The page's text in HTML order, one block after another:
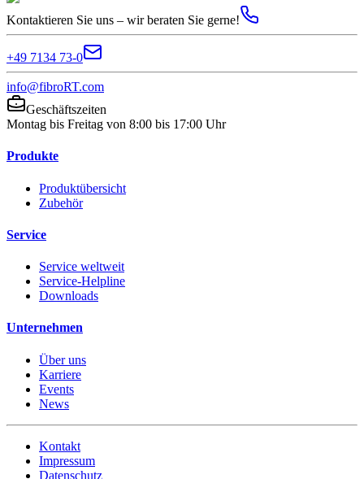
Kontaktieren Sie uns – wir beraten Sie gerne!
+49 7134 73-0
info@fibroRT.com
Geschäftszeiten
Montag bis Freitag von 8:00 bis 17:00 Uhr
Produkte
Produktübersicht
Zubehör
Service
Service weltweit
Service-Helpline
Downloads
Unternehmen
Über uns
Karriere
Events
News
Kontakt
Impressum
Datenschutz